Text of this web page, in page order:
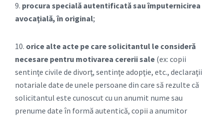
9. procura specială autentificată sau împuternicirea
avocaţială, în original;
10. orice alte acte pe care solicitantul le consideră
necesare pentru motivarea cererii sale (ex: copii
sentinţe civile de divorţ, sentinţe adopţie, etc., declaraţii
notariale date de unele persoane din care să rezulte că
solicitantul este cunoscut cu un anumit nume sau
prenume date în formă autentică, copii a anumitor